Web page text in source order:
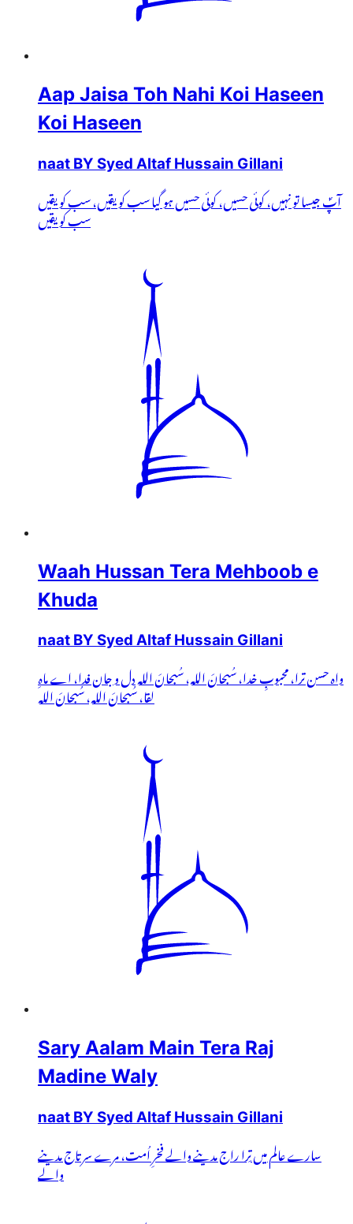
Aap Jaisa Toh Nahi Koi Haseen
Koi Haseen
naat BY Syed Altaf Hussain Gillani
آپؐ جیسا تو نہیں، کوئی حسیں، کوئی حسیں ہو گیا سب کو یقیں، سب کو یقیں
سب کو یقیں
Waah Hussan Tera Mehboob e
Khuda
naat BY Syed Altaf Hussain Gillani
واہ حسن ترا، محبوبِ خدا، سُبحانَ اللہ، سُبحانَ اللہ دل و جان فدا، اے ماہِ
لقا، سُبحانَ اللہ، سُبحانَ اللہ
Sary Aalam Main Tera Raj
Madine Waly
naat BY Syed Altaf Hussain Gillani
سارے عالم میں تِرا راج مدینے والے فخرِ اُمت، مرے سرتاج مدینے
والے